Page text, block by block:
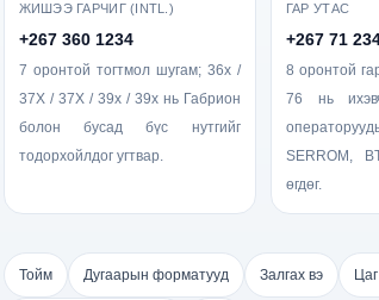
ЖИШЭЭ ГАРЧИГ (INTL.)
+267 360 1234
7 оронтой тогтмол шугам; 36x /
37X / 37X / 39x / 39x нь Габрион
болон бусад бүс нутгийг
тодорхойлдог угтвар.
ГАР УТАС
+267 71
8 оронтой
76 нь
SERROM,
өгдөг.
Тойм Дугаарын форматууд Залгах вэ